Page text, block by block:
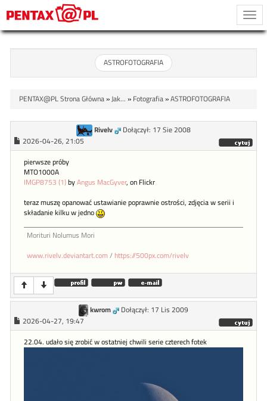
ASTROFOTOGRAFIA
PENTAX@PL Strona Główna»Jak... » Fotografia»ASTROFOTOGRAFIA
Rivelv
Dołączył: 17 Sie 2008
2026-04-26, 21:05
pierwsze próby
MTO1000A
IMGP8753 (1)byAngus MacGyver, on Flickr
teraz muszę opanować ustawianie poprawnie ostrości, zdjęcia w serii i
składanie kilku w jedno
Morituri Nolumus Mori
www.rivelv.deviantart.com/ https://500px.com/rivelv
kwrom
Dołączył: 17 Lis 2009
2026-04-27, 19:47
22.04. udało się zrobić w ostatniej chwili serie czterech fotek